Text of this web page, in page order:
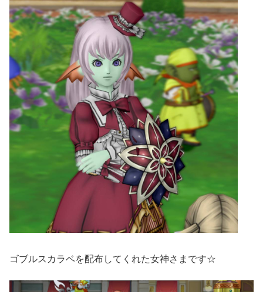
ゴブルスカラベを配布してくれた女神さまです☆